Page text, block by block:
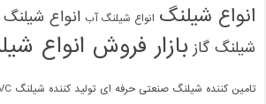
انواع شیلنگ انواع شیلنگ آب انواع
شیلنگ گاز بازار فروش انواع
تامین کننده شیلنگ صنعتی حرفه ای تولید کننده شیلنگ PVC